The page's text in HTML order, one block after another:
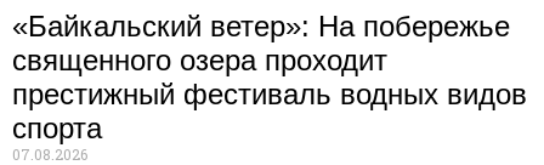
«Байкальский ветер»: На побережье
священного озера проходит
престижный фестиваль водных видов
спорта
07.08.2026